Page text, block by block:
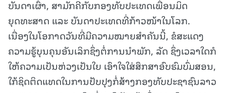
ບັນດາເຜົ່າ, ສາມັກຄີກັບກອງທັບປະເທດເພື່ອນມິດ
ຍຸດທະສາດ ແລະ ບັນດາປະເທດທີ່ກ້າວໜ້າໃນໂລກ.
ເນື່ອງໃນໂອກາດວັນທີ່ມີຄວາມໝາຍສຳຄັນນີ້, ຂໍສະແດງ
ຄວາມຮູ້ບຸນຄຸນອັນເລິກຊຶ່ງຕໍ່ການນຳພັກ, ລັດ ຊຶ່ງເວລາໃດກໍ
ໃຫ້ຄວາມເປັນຫ່ວງເປັນໃຍ ເອົາໃຈໃສ່ສຶກສາອົບຮົມບົ່ມສອນ,
ໃກ້ຊິດຕິດແທດໃນການປັບປຸງກໍ່ສ້າງກອງທັບປະຊາຊົນລາວ